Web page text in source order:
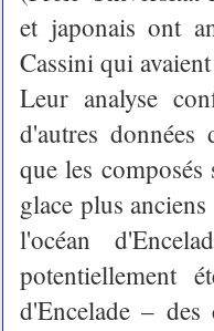
et japonais ont
Cassini qui
Leur analyse
d'autres
que les
glace plus
l'océan
potentiellement
d'Encelade –